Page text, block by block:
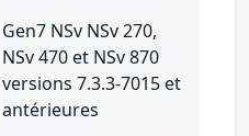
Gen7 NSv NSv 270,
NSv 470 et NSv 870
versions 7.3.3-7015 et
antérieures